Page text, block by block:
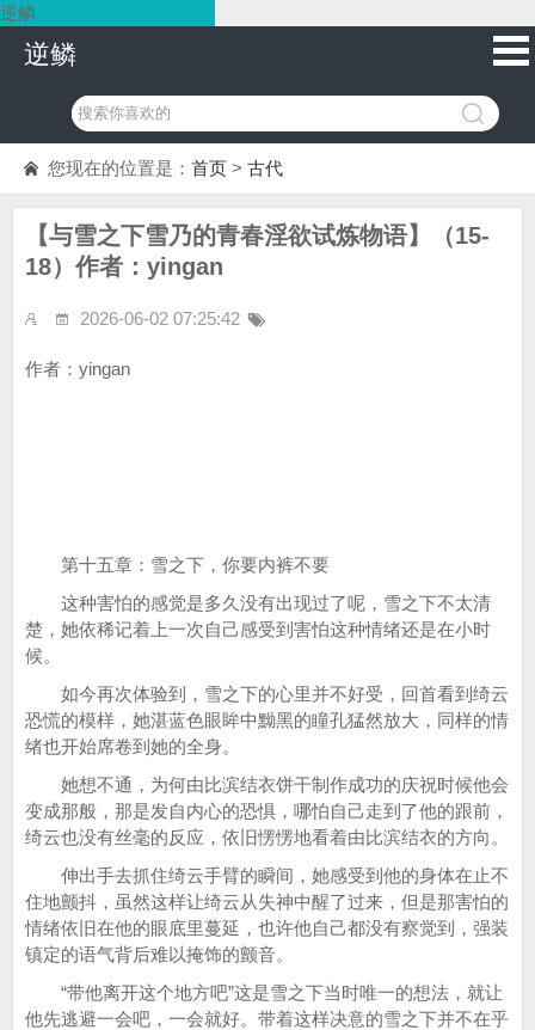
逆鳞
逆鳞
您现在的位置是： 首页 > 古代
【与雪之下雪乃的青春淫欲试炼物语】（15-
18）作者：yingan
2026-06-02 07:25:42
作者：yingan
第十五章：雪之下，你要内裤不要
这种害怕的感觉是多久没有出现过了呢，雪之下不太清
楚，她依稀记着上一次自己感受到害怕这种情绪还是在小时
候。
如今再次体验到，雪之下的心里并不好受，回首看到绮云
恐慌的模样，她湛蓝色眼眸中黝黑的瞳孔猛然放大，同样的情
绪也开始席卷到她的全身。
她想不通，为何由比滨结衣饼干制作成功的庆祝时候他会
变成那般，那是发自内心的恐惧，哪怕自己走到了他的跟前，
绮云也没有丝毫的反应，依旧愣愣地看着由比滨结衣的方向。
伸出手去抓住绮云手臂的瞬间，她感受到他的身体在止不
住地颤抖，虽然这样让绮云从失神中醒了过来，但是那害怕的
情绪依旧在他的眼底里蔓延，也许他自己都没有察觉到，强装
镇定的语气背后难以掩饰的颤音。
“带他离开这个地方吧”这是雪之下当时唯一的想法，就让
他先逃避一会吧，一会就好。带着这样决意的雪之下并不在乎